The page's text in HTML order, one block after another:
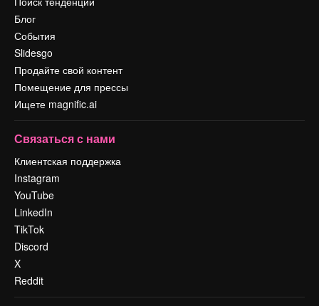
Блог
События
Slidesgo
Продайте свой контент
Помещение для прессы
Ищете magnific.ai
Связаться с нами
Клиентская поддержка
Instagram
YouTube
LinkedIn
TikTok
Discord
X
Reddit